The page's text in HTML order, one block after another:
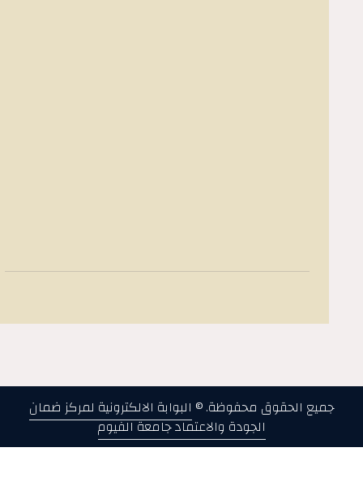
جميع الحقوق محفوظة. ©البوابة الالكترونية لمركز ضمان
الجودة والاعتماد جامعة الفيوم